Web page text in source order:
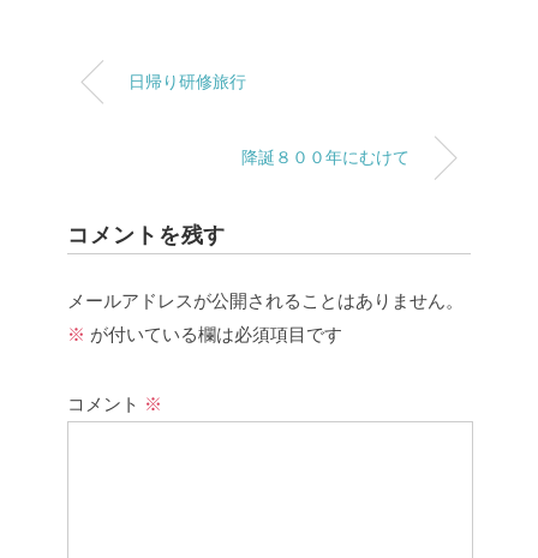
日帰り研修旅行
降誕８００年にむけて
コメントを残す
メールアドレスが公開されることはありません。
※ が付いている欄は必須項目です
コメント ※